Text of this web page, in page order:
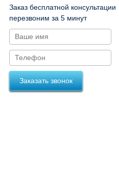
Заказ бесплатной консультации
перезвоним за 5 минут
Заказать звонок